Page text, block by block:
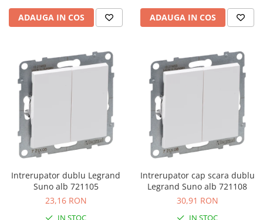
ADAUGA IN COS ADAUGA IN COS
Intrerupator dublu Legrand
Suno alb 721105
23,16 RON
IN STOC
Intrerupator cap scara dublu
Legrand Suno alb 721108
30,91 RON
IN STOC